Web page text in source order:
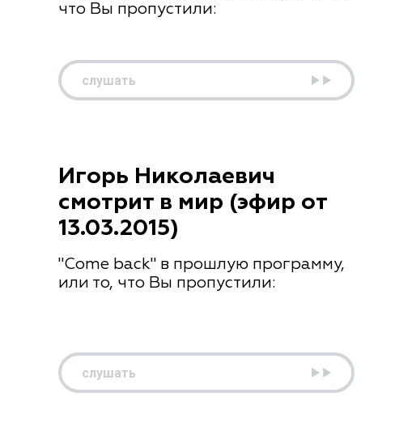
что Вы пропустили:
слушать
Игорь Николаевич
смотрит в мир (эфир от
13.03.2015)
"Come back" в прошлую программу,
или то, что Вы пропустили:
слушать